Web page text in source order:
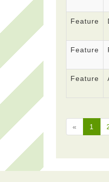
Feature
Feature
Feature
« 1